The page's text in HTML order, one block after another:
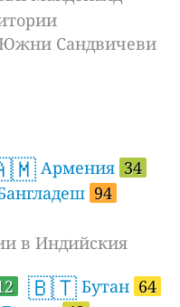
Сандвичеви
Армения 34
94
в Индийския
🇧🇹 Бутан 64